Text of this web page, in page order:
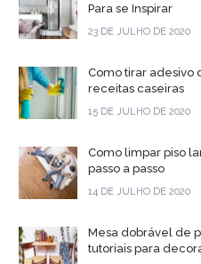
Para se Inspirar
23 DE JULHO DE 2020
Como tirar adesivo
receitas caseiras
15 DE JULHO DE 2020
Como limpar piso
passo a passo
14 DE JULHO DE 2020
Mesa dobrável de
tutoriais para